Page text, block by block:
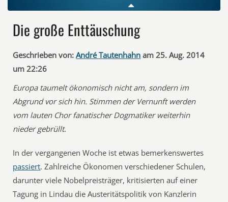
Die große Enttäuschung
Geschrieben von: André Tautenhahn am 25. Aug. 2014
um 22:26
Europa taumelt ökonomisch nicht am, sondern im
Abgrund vor sich hin. Stimmen der Vernunft werden
vom lauten Chor fanatischer Dogmatiker weiterhin
nieder gebrüllt.
In der vergangenen Woche ist etwas bemerkenswertes
passiert. Zahlreiche Ökonomen verschiedener Schulen,
darunter viele Nobelpreisträger, kritisierten auf einer
Tagung in Lindau die Austeritätspolitik von Kanzlerin